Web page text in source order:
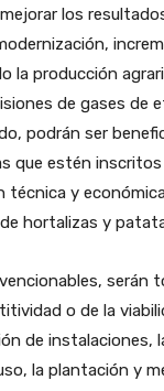
los
la producción
de gases de
podrán ser
que estén
técnica y
hortalizas y
serán
o de la
de instalaciones,
la plantación y